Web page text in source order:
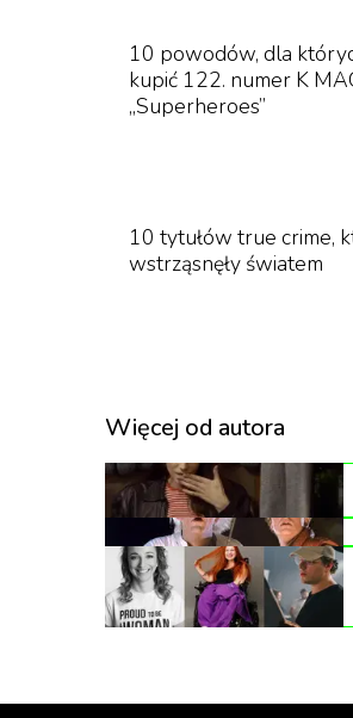
W festiwalowych
godziny „trenu pamięci
przez francuskiego
wielu „Shoah” jest
„Shoah” powstawało
w miejscach dawnych
pamięci, a także
rekonstrukcji
pamięci o Zagładzie niż
pomógł. Lanzmanna
10 powodów, dla
kupić 122. numer K
„Superheroes”
10 tytułów true crime,
wstrząsnęły światem
Więcej od autora